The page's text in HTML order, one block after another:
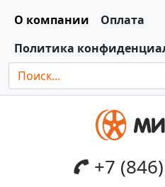
О компании
Оплата
Политика
+7